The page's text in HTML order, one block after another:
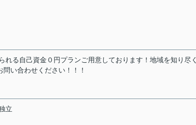
る自己資金０円プランご用意しております！地域を知り尽
い合わせください！！！
立